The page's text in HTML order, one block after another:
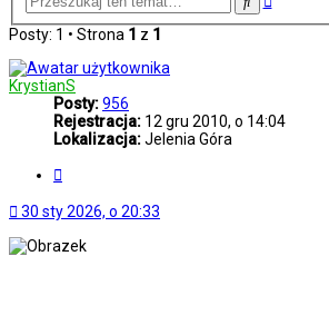
Posty: 1 • Strona 1 z 1
KrystianS
Posty:956
Rejestracja: 12 gru 2010, o 14:04
Lokalizacja:Jelenia Góra
30 sty 2026, o 20:33